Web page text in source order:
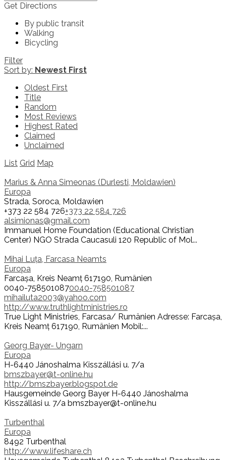
Get Directions
By public transit
Walking
Bicycling
Filter
Sort by: Newest First
Oldest First
Title
Random
Most Reviews
Highest Rated
Claimed
Unclaimed
List Grid Map
Marius & Anna Simeonas (Durlesti, Moldawien)
Europa
Strada, Soroca, Moldawien
+373 22 584 726+373 22 584 726
alsimionas@gmail.com
Immanuel Home Foundation (Educational Christian
Center) NGO Strada Caucasuli 120 Republic of Mol...
Mihai Luța, Farcasa Neamts
Europa
Farcașa, Kreis Neamț 617190, Rumänien
0040-7585010870040-758501087
mihailuta2003@yahoo.com
http://www.truthlightministries.ro
True Light Ministries, Farcasa/ Rumänien Adresse: Farcașa,
Kreis Neamț 617190, Rumänien Mobil:...
Georg Bayer- Ungarn
Europa
H-6440 Jánoshalma Kisszállási u. 7/a
bmszbayer@t-online.hu
http://bmszbayer.blogspot.de
Hausgemeinde Georg Bayer H-6440 Jánoshalma
Kisszállási u. 7/a bmszbayer@t-online.hu
Turbenthal
Europa
8492 Turbenthal
http://www.lifeshare.ch